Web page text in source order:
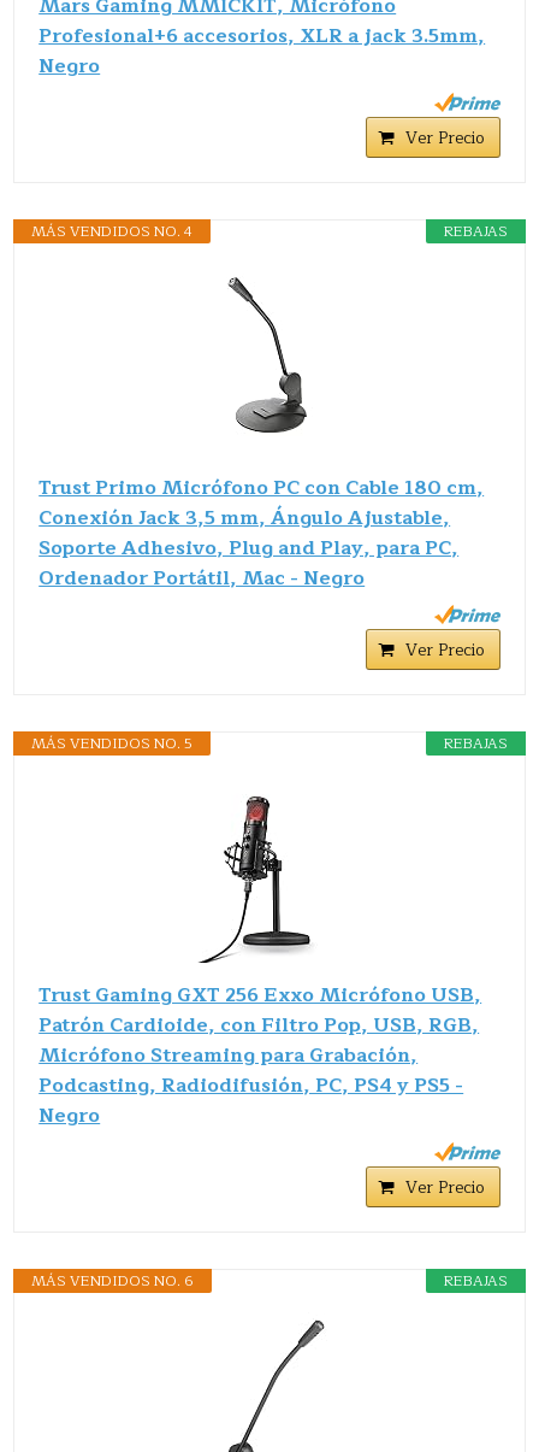
Profesional+6 accesorios, XLR a jack 3.5mm,
Negro
Ver Precio
REBAJAS
MÁS VENDIDOS NO. 4
Trust Primo Micrófono PC con Cable 180 cm,
Conexión Jack 3,5 mm, Ángulo Ajustable,
Soporte Adhesivo, Plug and Play, para PC,
Ordenador Portátil, Mac - Negro
Ver Precio
REBAJAS
MÁS VENDIDOS NO. 5
Trust Gaming GXT 256 Exxo Micrófono USB,
Patrón Cardioide, con Filtro Pop, USB, RGB,
Micrófono Streaming para Grabación,
Podcasting, Radiodifusión, PC, PS4 y PS5 -
Negro
Ver Precio
REBAJAS
MÁS VENDIDOS NO. 6